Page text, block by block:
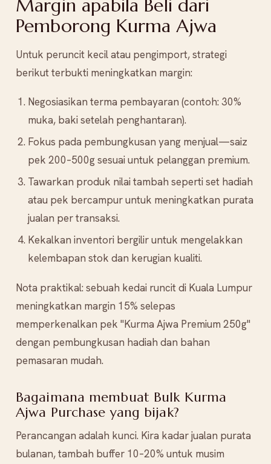
Margin apabila Beli dari
Pemborong Kurma Ajwa
Untuk peruncit kecil atau pengimport, strategi
berikut terbukti meningkatkan margin:
Negosiasikan terma pembayaran (contoh: 30%
muka, baki setelah penghantaran).
Fokus pada pembungkusan yang menjual—saiz
pek 200–500g sesuai untuk pelanggan premium.
Tawarkan produk nilai tambah seperti set hadiah
atau pek bercampur untuk meningkatkan purata
jualan per transaksi.
Kekalkan inventori bergilir untuk mengelakkan
kelembapan stok dan kerugian kualiti.
Nota praktikal: sebuah kedai runcit di Kuala Lumpur
meningkatkan margin 15% selepas
memperkenalkan pek "Kurma Ajwa Premium 250g"
dengan pembungkusan hadiah dan bahan
pemasaran mudah.
Bagaimana membuat Bulk Kurma
Ajwa Purchase yang bijak?
Perancangan adalah kunci. Kira kadar jualan purata
bulanan, tambah buffer 10–20% untuk musim